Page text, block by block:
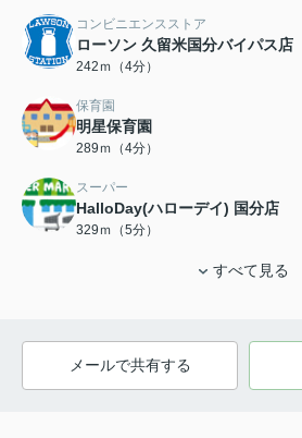
コンビニエンスストア
ローソン 久留米国分バイパス店
242ｍ（4分）
保育園
明星保育園
289ｍ（4分）
スーパー
HalloDay(ハローデイ) 国分店
329ｍ（5分）
すべて見る
メールで共有する